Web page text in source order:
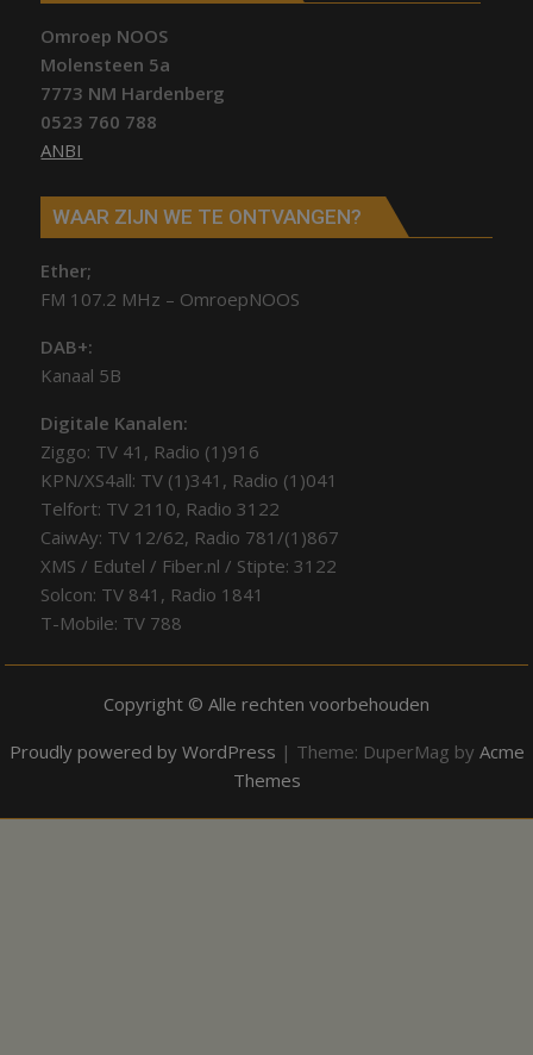
Omroep NOOS
Molensteen 5a
7773 NM Hardenberg
0523 760 788
ANBI
WAAR ZIJN WE TE ONTVANGEN?
Ether;
FM 107.2 MHz – OmroepNOOS
DAB+:
Kanaal 5B
Digitale Kanalen:
Ziggo: TV 41, Radio (1)916
KPN/XS4all: TV (1)341, Radio (1)041
Telfort: TV 2110, Radio 3122
CaiwAy: TV 12/62, Radio 781/(1)867
XMS / Edutel / Fiber.nl / Stipte: 3122
Solcon: TV 841, Radio 1841
T-Mobile: TV 788
Copyright © Alle rechten voorbehouden
Proudly powered by WordPress | Theme: DuperMag by Acme
Themes